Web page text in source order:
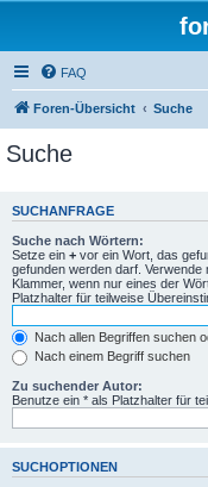
FAQ
Foren-Übersicht Suche
Suche
SUCHANFRAGE
Suche nach Wörtern:
Setze ein + vor ein Wort, das
gefunden werden darf.
Klammer, wenn nur eines der
Platzhalter für teilweise
Nach allen Begriffen suchen
Nach einem Begriff suchen
Zu suchender Autor:
Benutze ein * als Platzhalter für
SUCHOPTIONEN